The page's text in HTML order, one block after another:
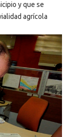
y que se
agrícola